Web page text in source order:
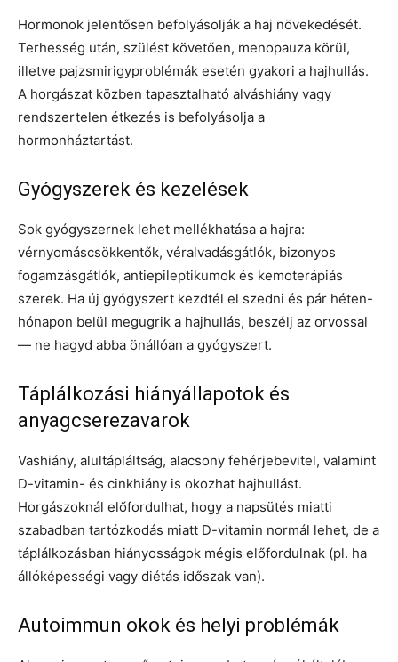
Hormonok jelentősen befolyásolják a haj növekedését.
Terhesség után, szülést követően, menopauza körül,
illetve pajzsmirigyproblémák esetén gyakori a hajhullás.
A horgászat közben tapasztalható alváshiány vagy
rendszertelen étkezés is befolyásolja a
hormonháztartást.
Gyógyszerek és kezelések
Sok gyógyszernek lehet mellékhatása a hajra:
vérnyomáscsökkentők, véralvadásgátlók, bizonyos
fogamzásgátlók, antiepileptikumok és kemoterápiás
szerek. Ha új gyógyszert kezdtél el szedni és pár héten-
hónapon belül megugrik a hajhullás, beszélj az orvossal
— ne hagyd abba önállóan a gyógyszert.
Táplálkozási hiányállapotok és
anyagcserezavarok
Vashiány, alultápláltság, alacsony fehérjebevitel, valamint
D-vitamin- és cinkhiány is okozhat hajhullást.
Horgászoknál előfordulhat, hogy a napsütés miatti
szabadban tartózkodás miatt D-vitamin normál lehet, de a
táplálkozásban hiányosságok mégis előfordulnak (pl. ha
állóképességi vagy diétás időszak van).
Autoimmun okok és helyi problémák